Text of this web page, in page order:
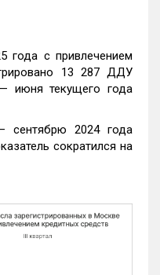
года с привлечением
13 287 ДДУ
июня текущего года
2024 года
сократился на